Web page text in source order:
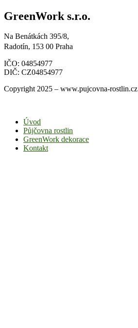
GreenWork s.r.o.
Na Benátkách 395/8,
Radotín, 153 00 Praha
IČO: 04854977
DIČ: CZ04854977
Copyright 2025 – www.pujcovna-rostlin.cz
Úvod
Půjčovna rostlin
GreenWork dekorace
Kontakt